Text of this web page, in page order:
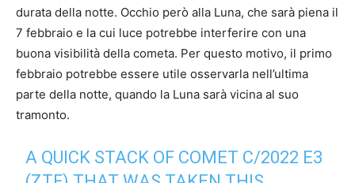
durata della notte. Occhio però alla Luna, che sarà piena il
7 febbraio e la cui luce potrebbe interferire con una
buona visibilità della cometa. Per questo motivo, il primo
febbraio potrebbe essere utile osservarla nell’ultima
parte della notte, quando la Luna sarà vicina al suo
tramonto.
A QUICK STACK OF COMET C/2022 E3